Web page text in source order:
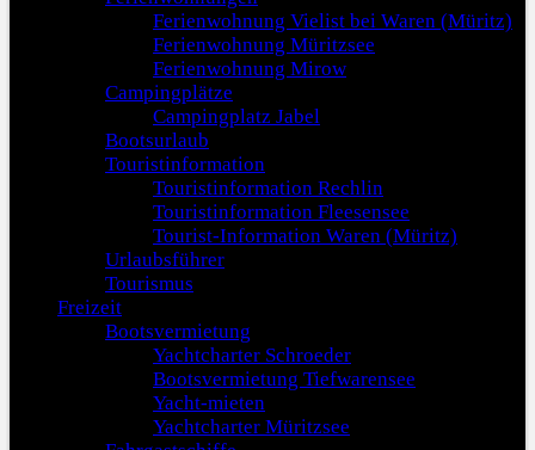
Ferienwohnung Vielist bei Waren (Müritz)
Ferienwohnung Müritzsee
Ferienwohnung Mirow
Campingplätze
Campingplatz Jabel
Bootsurlaub
Touristinformation
Touristinformation Rechlin
Touristinformation Fleesensee
Tourist-Information Waren (Müritz)
Urlaubsführer
Tourismus
Freizeit
Bootsvermietung
Yachtcharter Schroeder
Bootsvermietung Tiefwarensee
Yacht-mieten
Yachtcharter Müritzsee